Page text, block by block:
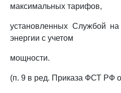
максимальных тарифов,
установленных Службой на
энергии с учетом
мощности.
(п. 9 в ред. Приказа ФСТ РФ